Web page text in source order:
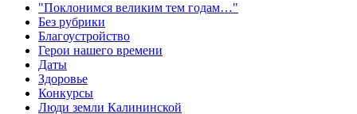
"Поклонимся великим тем годам…"
Без рубрики
Благоустройство
Герои нашего времени
Даты
Здоровье
Конкурсы
Люди земли Калининской